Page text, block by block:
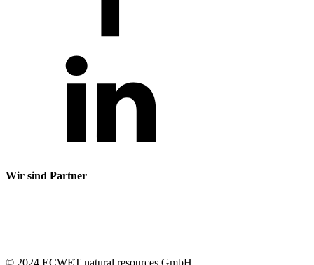
Wir sind Partner
© 2024 ECWET natural resources GmbH